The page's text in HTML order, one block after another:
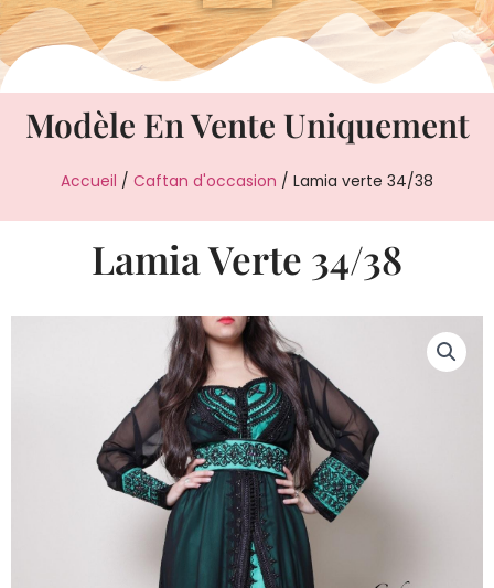
Modèle En Vente Uniquement
Accueil / Caftan d'occasion / Lamia verte 34/38
Lamia Verte 34/38